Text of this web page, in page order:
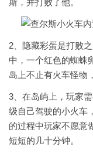
斯，并打败了他。
2、隐藏彩蛋是打败
中，一个红色的蜘蛛
岛上不止有火车怪物
3、在岛屿上，玩家
级自己驾驶的小火车
的过程中玩家不愿意
短短的几十分钟。